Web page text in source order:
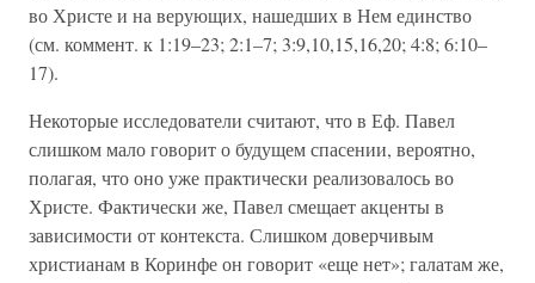
во Христе и на верующих, нашедших в Нем единство
(см. коммент. к 1:19–23; 2:1–7; 3:9,10,15,16,20; 4:8; 6:10–
17).
Некоторые исследователи считают, что в Еф. Павел
слишком мало говорит о будущем спасении, вероятно,
полагая, что оно уже практически реализовалось во
Христе. Фактически же, Павел смещает акценты в
зависимости от контекста. Слишком доверчивым
христианам в Коринфе он говорит «еще нет»; галатам же,